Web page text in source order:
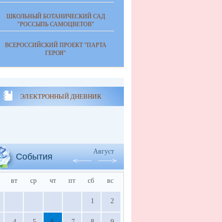
ШКОЛЬНЫЙ БОТАНИЧЕСКИЙ САД
"РОССЫПЬ САМОЦВЕТОВ"
ВСЕРОССИЙСКИЙ ПРОЕКТ "ПАРТА
ГЕРОЯ"
ЭЛЕКТРОННЫЙ ДНЕВНИК
События
Август
вт ср чт пт сб вс
1 2